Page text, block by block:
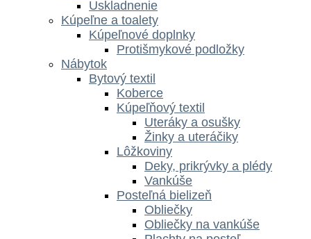
Uskladnenie
Kúpeľne a toalety
Kúpeľnové doplnky
Protišmykové podložky
Nábytok
Bytový textil
Koberce
Kúpeľňový textil
Uteráky a osušky
Žinky a uteráčiky
Lôžkoviny
Deky, prikrývky a plédy
Vankúše
Posteľná bielizeň
Obliečky
Obliečky na vankúše